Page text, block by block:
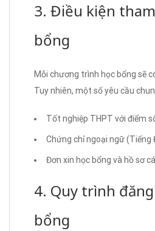
3. Điều kiện
bổng
Mỗi chương trình học bổng sẽ
Tuy nhiên, một số yêu cầu
Tốt nghiệp THPT với điểm
Chứng chỉ ngoại ngữ (Tiếng
Đơn xin học bổng và hồ sơ
4. Quy trình
bổng